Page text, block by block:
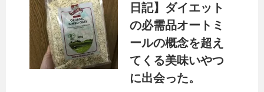
日記】ダイエット
の必需品オートミ
ールの概念を超え
てくる美味いやつ
に出会った。